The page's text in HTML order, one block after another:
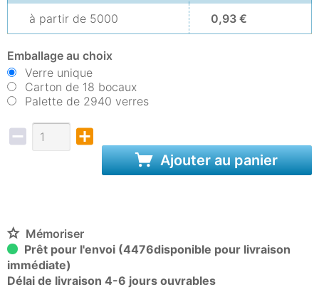
à partir de 5000 0,93 €
Emballage au choix
Verre unique
Carton de 18 bocaux
Palette de 2940 verres
Ajouter au panier
Mémoriser
Prêt pour l'envoi (4476disponible pour livraison
immédiate)
Délai de livraison 4-6 jours ouvrables